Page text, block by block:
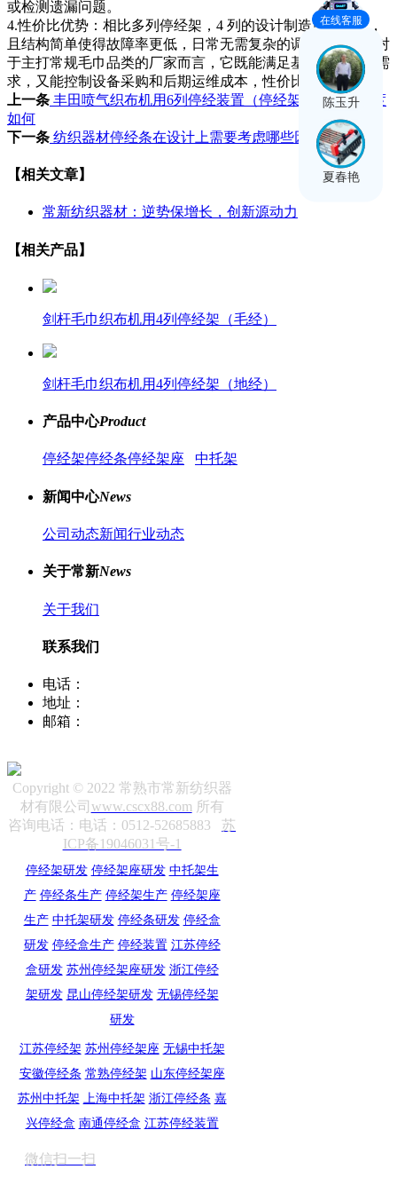
或检测遗漏问题。
4.性价比优势：相比多列停经架，4 列的设计制造成本更低，
且结构简单使得故障率更低，日常无需复杂的调试和维护。对
于主打常规毛巾品类的厂家而言，它既能满足基础经停检测需
求，又能控制设备采购和后期运维成本，性价比突出。
上一条 丰田喷气织布机用6列停经装置（停经架）的检测精度
如何
下一条 纺织器材停经条在设计上需要考虑哪些因素
【相关文章】
常新纺织器材：逆势保增长，创新源动力
【相关产品】
剑杆毛巾织布机用4列停经架（毛经）
剑杆毛巾织布机用4列停经架（地经）
产品中心Product
停经架停经条停经架座 中托架
新闻中心News
公司动态新闻行业动态
关于常新News
关于我们
联系我们
电话：
地址：
邮箱：
Copyright © 2022 常熟市常新纺织器
材有限公司 www.cscx88.com 所有
咨询电话：电话：0512-52685883苏
ICP备19046031号-1
停经架研发 停经架座研发 中托架生
产 停经条生产 停经架生产 停经架座
生产 中托架研发 停经条研发 停经盒
研发 停经盒生产 停经装置 江苏停经
盒研发 苏州停经架座研发 浙江停经
架研发 昆山停经架研发 无锡停经架
研发
江苏停经架 苏州停经架座 无锡中托架
安徽停经条 常熟停经架 山东停经架座
苏州中托架 上海中托架 浙江停经条 嘉
兴停经盒 南通停经盒 江苏停经装置
微信扫一扫
在线客服
陈玉升
夏春艳